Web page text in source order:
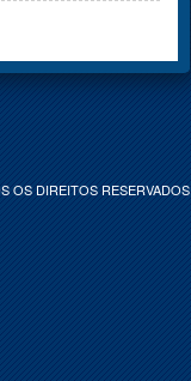
OS DIREITOS RESERVADOS